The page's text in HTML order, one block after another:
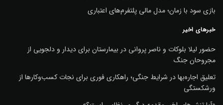
بازی سود با زمان؛ مدل مالی پلتفرم‌های اعتباری
خبرهای اخیر
حضور لیلا بلوکات و ناصر پروانی در بیمارستان برای دیدار و دلجویی از
مجروحان جنگ
تعلیق اجاره‌بها در شرایط جنگی؛ راهکاری فوری برای نجات کسب‌وکارها از
ورشکستگی